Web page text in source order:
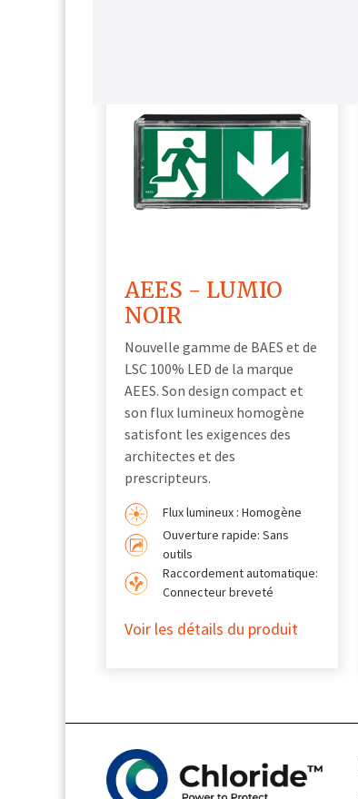
AEES - LUMIO
NOIR
Nouvelle gamme de BAES et de
LSC 100% LED de la marque
AEES. Son design compact et
son flux lumineux homogène
satisfont les exigences des
architectes et des
prescripteurs.
Flux lumineux : Homogène
Ouverture rapide: Sans
outils
Raccordement automatique:
Connecteur breveté
Voir les détails du produit